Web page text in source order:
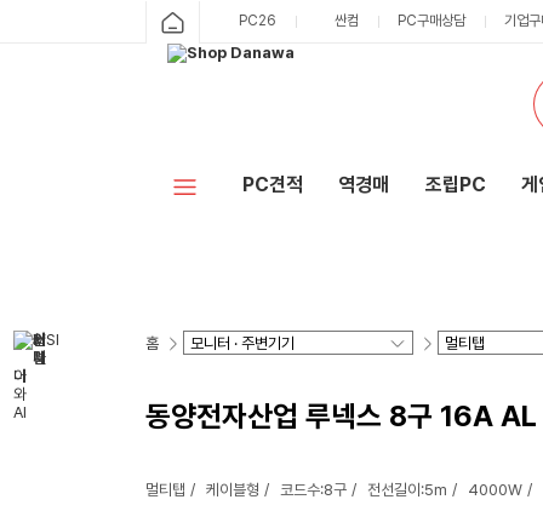
PC26 싼컴 PC구매상담 기업
PC견적 역경매 조립PC 게
홈
동양전자산업 루넥스 8구 16A
멀티탭 케이블형 코드수:8구 전선길이:5m 4000W